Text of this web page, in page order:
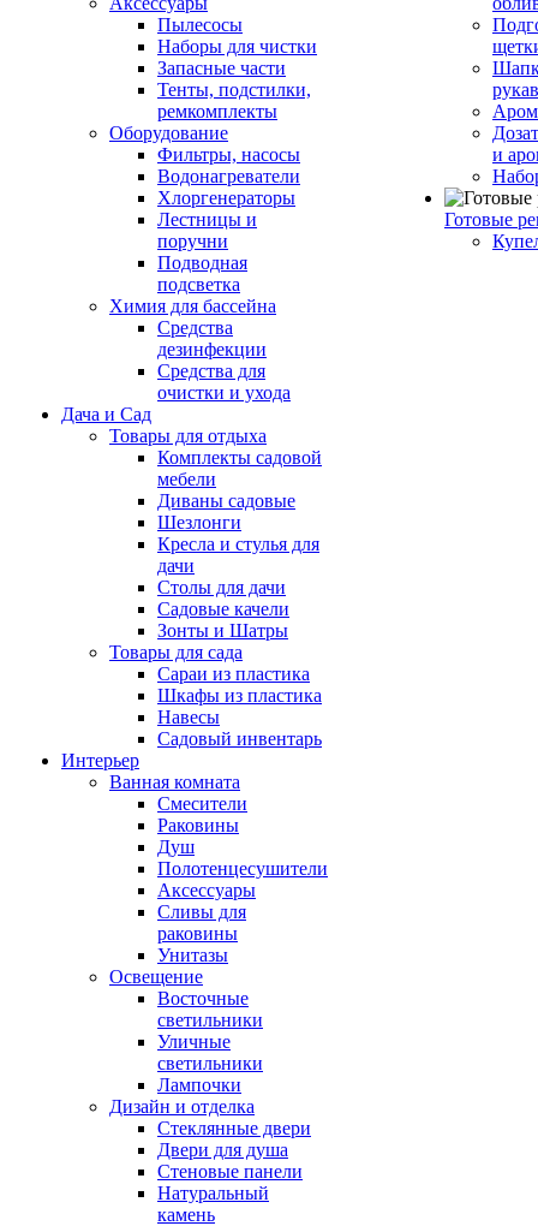
Пылесосы
Наборы для чистки
Запасные части
Тенты, подстилки,
ремкомплекты
Оборудование
Фильтры, насосы
Водонагреватели
Хлоргенераторы
Лестницы и
поручни
Подводная
подсветка
Химия для бассейна
Средства
дезинфекции
Средства для
очистки и ухода
Дача и Сад
Товары для отдыха
Комплекты садовой
мебели
Диваны садовые
Шезлонги
Кресла и стулья для
дачи
Столы для дачи
Садовые качели
Зонты и Шатры
Товары для сада
Сараи из пластика
Шкафы из пластика
Навесы
Садовый инвентарь
Интерьер
Ванная комната
Смесители
Раковины
Душ
Полотенцесушители
Аксессуары
Сливы для
раковины
Унитазы
Освещение
Восточные
светильники
Уличные
светильники
Лампочки
Дизайн и отделка
Стеклянные двери
Двери для душа
Стеновые панели
Натуральный
камень
и
Готовые